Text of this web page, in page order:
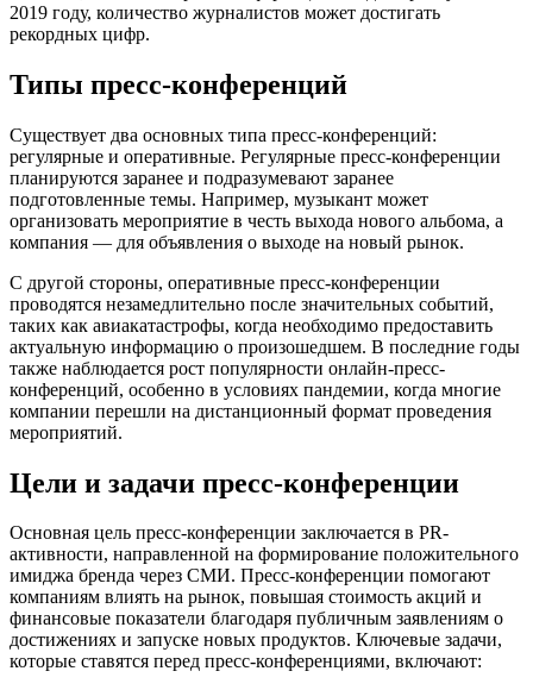
2019 году, количество журналистов может достигать
рекордных цифр.
Типы пресс-конференций
Существует два основных типа пресс-конференций:
регулярные и оперативные. Регулярные пресс-конференции
планируются заранее и подразумевают заранее
подготовленные темы. Например, музыкант может
организовать мероприятие в честь выхода нового альбома, а
компания — для объявления о выходе на новый рынок.
С другой стороны, оперативные пресс-конференции
проводятся незамедлительно после значительных событий,
таких как авиакатастрофы, когда необходимо предоставить
актуальную информацию о произошедшем. В последние годы
также наблюдается рост популярности онлайн-пресс-
конференций, особенно в условиях пандемии, когда многие
компании перешли на дистанционный формат проведения
мероприятий.
Цели и задачи пресс-конференции
Основная цель пресс-конференции заключается в PR-
активности, направленной на формирование положительного
имиджа бренда через СМИ. Пресс-конференции помогают
компаниям влиять на рынок, повышая стоимость акций и
финансовые показатели благодаря публичным заявлениям о
достижениях и запуске новых продуктов. Ключевые задачи,
которые ставятся перед пресс-конференциями, включают: